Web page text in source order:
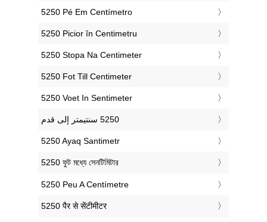
‎5250 Pé Em Centímetro
‎5250 Picior în Centimetru
‎5250 Stopa Na Centimeter
‎5250 Fot Till Centimeter
‎5250 Voet In Sentimeter
‎5250 Ayaq Santimetr
‎5250 ফুট মধ্যে সেনটিমিটার
‎5250 Peu A Centímetre
‎5250 पैर से सेंटीमीटर